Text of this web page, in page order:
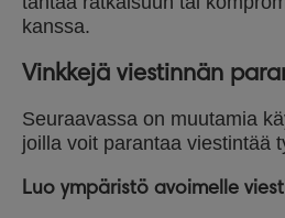
kanssa.
Vinkkejä viestinnän
Seuraavassa on muutamia
joilla voit parantaa viestintää
Luo ympäristö avoimelle